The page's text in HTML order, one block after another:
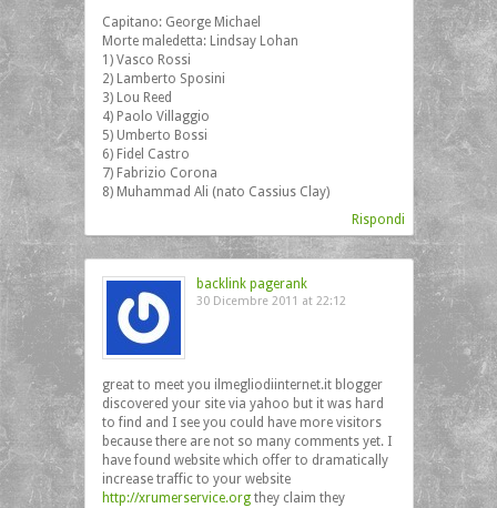
Capitano: George Michael
Morte maledetta: Lindsay Lohan
1) Vasco Rossi
2) Lamberto Sposini
3) Lou Reed
4) Paolo Villaggio
5) Umberto Bossi
6) Fidel Castro
7) Fabrizio Corona
8) Muhammad Ali (nato Cassius Clay)
Rispondi
backlink pagerank
30 Dicembre 2011 at 22:12
great to meet you ilmegliodiinternet.it blogger
discovered your site via yahoo but it was hard
to find and I see you could have more visitors
because there are not so many comments yet. I
have found website which offer to dramatically
increase traffic to your website
http://xrumerservice.orgthey claim they